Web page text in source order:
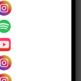
e in
è